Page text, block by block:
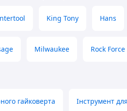
King Tony Hans
Milwaukee Rock Force
гайковерта Інструмент